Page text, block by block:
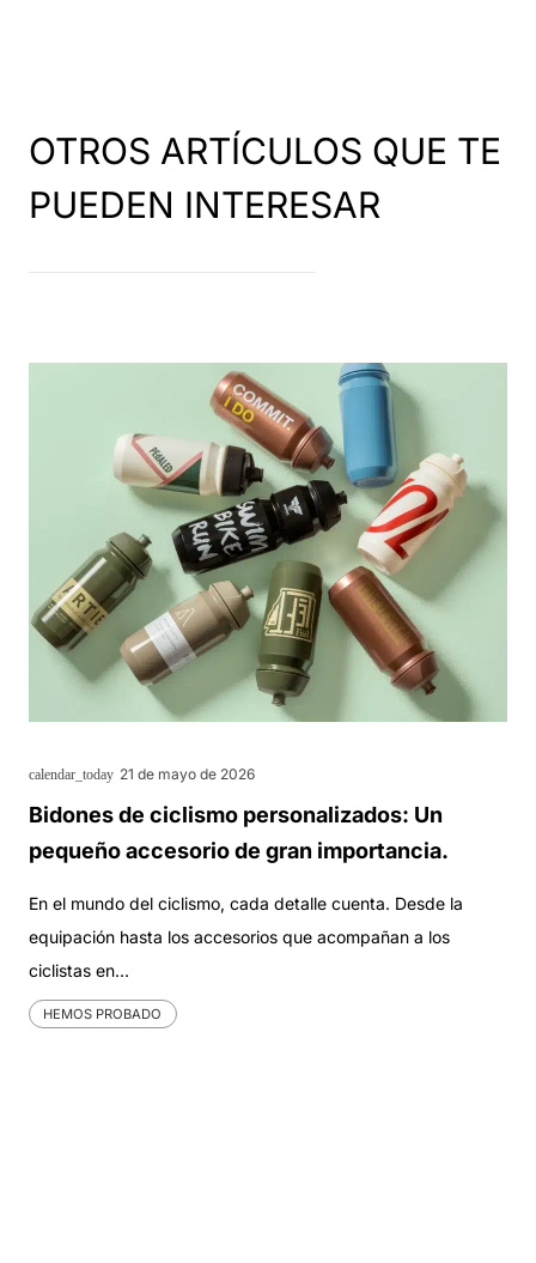
OTROS ARTÍCULOS QUE TE
PUEDEN INTERESAR
calendar_today 21 de mayo de 2026
Bidones de ciclismo personalizados: Un
pequeño accesorio de gran importancia.
En el mundo del ciclismo, cada detalle cuenta. Desde la
equipación hasta los accesorios que acompañan a los
ciclistas en…
HEMOS PROBADO